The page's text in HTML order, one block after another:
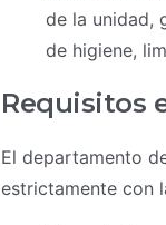
de la unidad,
de higiene,
Requisitos
El departamento
estrictamente con